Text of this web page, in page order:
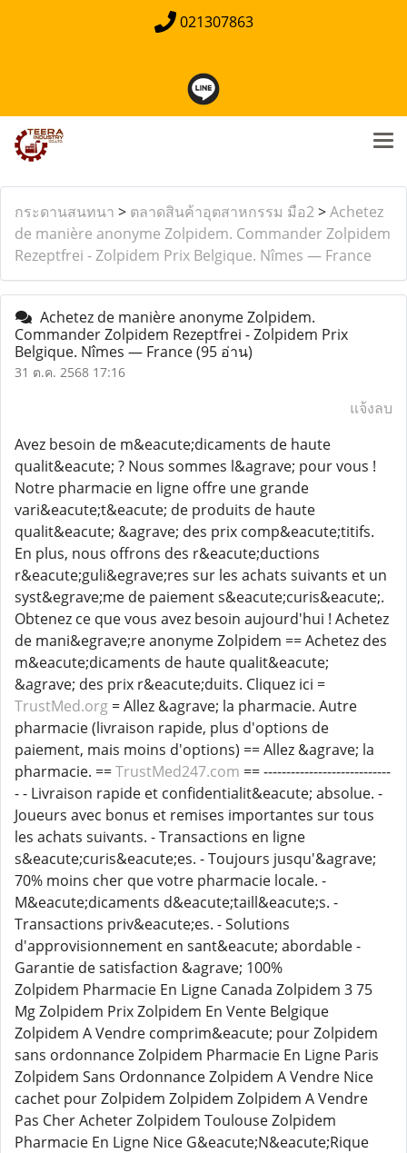
021307863
กระดานสนทนา > ตลาดสินค้าอุตสาหกรรม มือ2>Achetez
de manière anonyme Zolpidem. Commander Zolpidem
Rezeptfrei - Zolpidem Prix Belgique. Nîmes — France
Achetez de manière anonyme Zolpidem.
Commander Zolpidem Rezeptfrei - Zolpidem Prix
Belgique. Nîmes — France(95 อ่าน)
31 ต.ค. 2568 17:16
แจ้งลบ
Avez besoin de m&eacute;dicaments de haute
qualit&eacute; ? Nous sommes l&agrave; pour vous !
Notre pharmacie en ligne offre une grande
vari&eacute;t&eacute; de produits de haute
qualit&eacute; &agrave; des prix comp&eacute;titifs.
En plus, nous offrons des r&eacute;ductions
r&eacute;guli&egrave;res sur les achats suivants et un
syst&egrave;me de paiement s&eacute;curis&eacute;.
Obtenez ce que vous avez besoin aujourd'hui ! Achetez
de mani&egrave;re anonyme Zolpidem == Achetez des
m&eacute;dicaments de haute qualit&eacute;
&agrave; des prix r&eacute;duits. Cliquez ici =
TrustMed.org = Allez &agrave; la pharmacie. Autre
pharmacie (livraison rapide, plus d'options de
paiement, mais moins d'options) == Allez &agrave; la
pharmacie. ==TrustMed247.com == ----------------------------
- - Livraison rapide et confidentialit&eacute; absolue. -
Joueurs avec bonus et remises importantes sur tous
les achats suivants. - Transactions en ligne
s&eacute;curis&eacute;es. - Toujours jusqu'&agrave;
70% moins cher que votre pharmacie locale. -
M&eacute;dicaments d&eacute;taill&eacute;s. -
Transactions priv&eacute;es. - Solutions
d'approvisionnement en sant&eacute; abordable -
Garantie de satisfaction &agrave; 100%
Zolpidem Pharmacie En Ligne Canada Zolpidem 3 75
Mg Zolpidem Prix Zolpidem En Vente Belgique
Zolpidem A Vendre comprim&eacute; pour Zolpidem
sans ordonnance Zolpidem Pharmacie En Ligne Paris
Zolpidem Sans Ordonnance Zolpidem A Vendre Nice
cachet pour Zolpidem Zolpidem Zolpidem A Vendre
Pas Cher Acheter Zolpidem Toulouse Zolpidem
Pharmacie En Ligne Nice G&eacute;N&eacute;Rique